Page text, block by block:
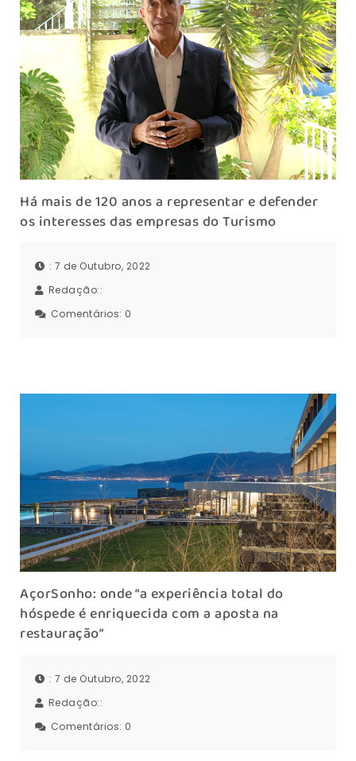
Há mais de 120 anos a representar e defender
os interesses das empresas do Turismo
: 7 de Outubro, 2022
Redação::
Comentários: 0
AçorSonho: onde “a experiência total do
hóspede é enriquecida com a aposta na
restauração”
: 7 de Outubro, 2022
Redação::
Comentários: 0